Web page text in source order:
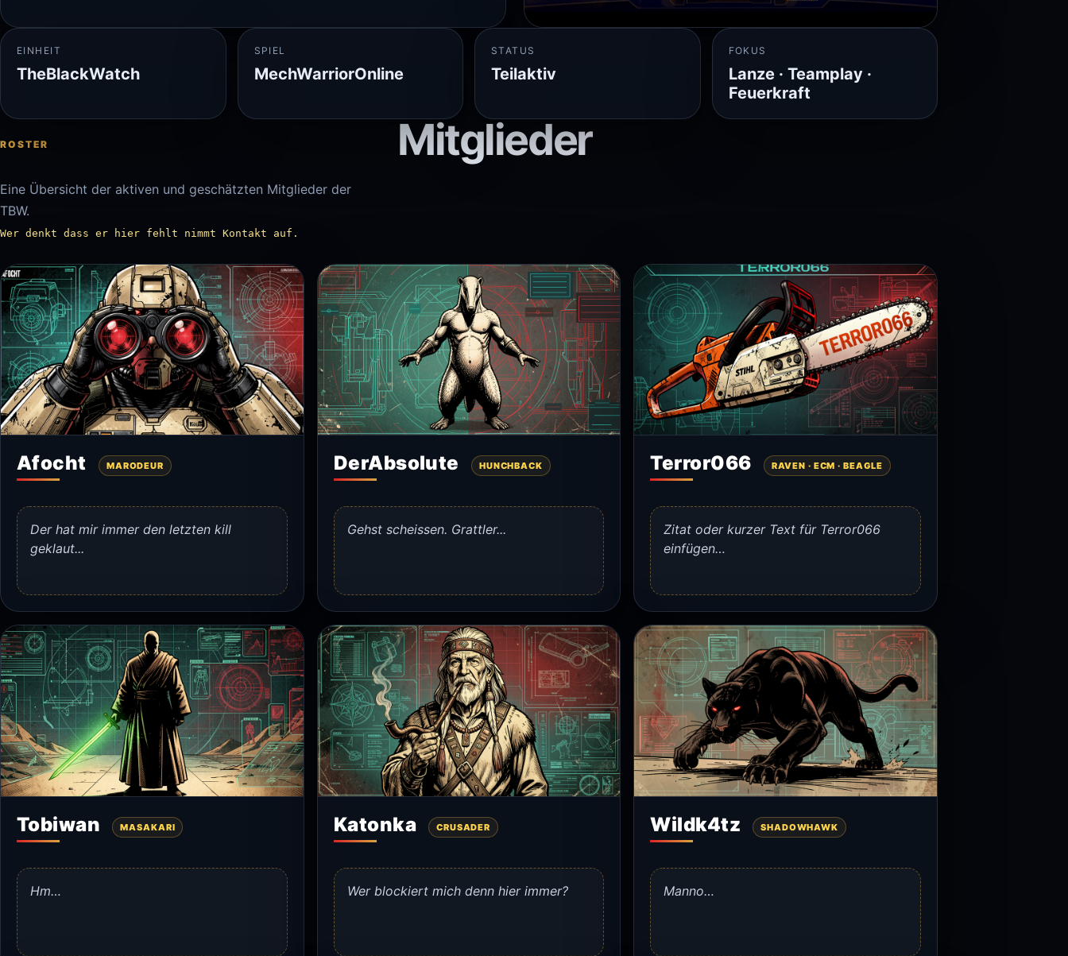
EINHEIT
TheBlackWatch
SPIEL
MechWarriorOnline
STATUS
Teilaktiv
FOKUS
Lanze · Teamplay ·
Feuerkraft
ROSTER Mitglieder
Eine Übersicht der aktiven und geschätzten Mitglieder der
TBW.
Wer denkt dass er hier fehlt nimmt Kontakt auf.
Afocht MARODEUR
Der hat mir immer den letzten kill
geklaut...
DerAbsolute HUNCHBACK
Gehst scheissen. Grattler...
Terror066 RAVEN · ECM · BEAGLE
Zitat oder kurzer Text für Terror066
einfügen…
Tobiwan MASAKARI
Hm…
Katonka CRUSADER
Wer blockiert mich denn hier immer?
Wildk4tz SHADOWHAWK
Manno…